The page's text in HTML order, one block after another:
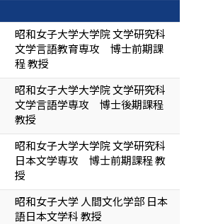
昭和女子大学大学院 文学研究科
文学言語教育専攻 博士前期課
程 教授
昭和女子大学大学院 文学研究科
文学言語学専攻 博士後期課程
教授
昭和女子大学大学院 文学研究科
日本文学専攻 博士前期課程 教
授
昭和女子大学 人間文化学部 日本
語日本文学科 教授